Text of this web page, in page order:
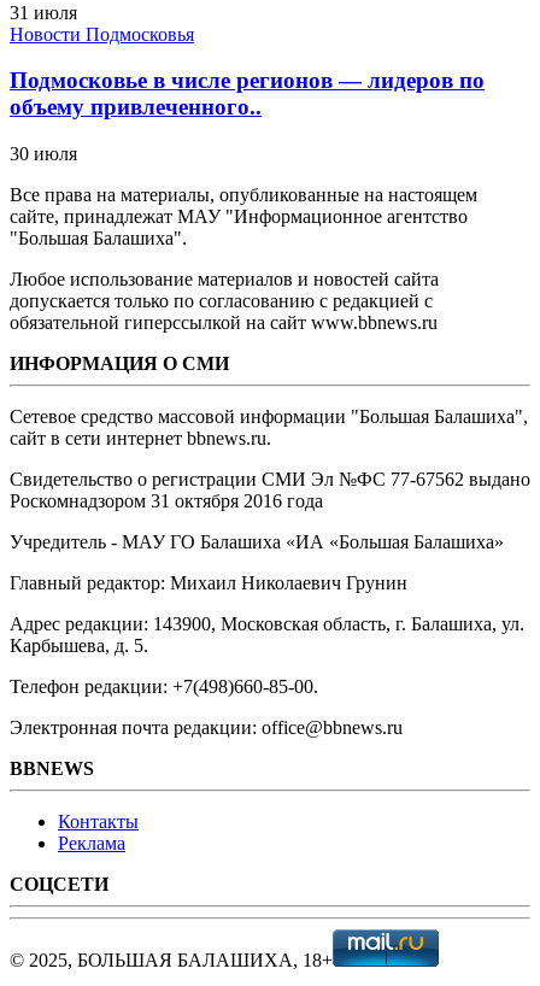
31 июля
Новости Подмосковья
Подмосковье в числе регионов — лидеров по
объему привлеченного..
30 июля
Все права на материалы, опубликованные на настоящем
сайте, принадлежат МАУ "Информационное агентство
"Большая Балашиха".
Любое использование материалов и новостей сайта
допускается только по согласованию с редакцией с
обязательной гиперссылкой на сайт www.bbnews.ru
ИНФОРМАЦИЯ О СМИ
Сетевое средство массовой информации "Большая Балашиха",
сайт в сети интернет bbnews.ru.
Свидетельство о регистрации СМИ Эл №ФС ‎77-67562 выдано
Роскомнадзором 31 октября 2016 года
Учредитель - МАУ ГО Балашиха «ИА «Большая Балашиха»
Главный редактор: Михаил Николаевич Грунин
Адрес редакции: 143900, Московская область, г. Балашиха, ул.
Карбышева, д. 5.
Телефон редакции: +7(498)660-85-00.
Электронная почта редакции: office@bbnews.ru
BBNEWS
Контакты
Реклама
СОЦСЕТИ
© 2025, БОЛЬШАЯ БАЛАШИХА, 18+